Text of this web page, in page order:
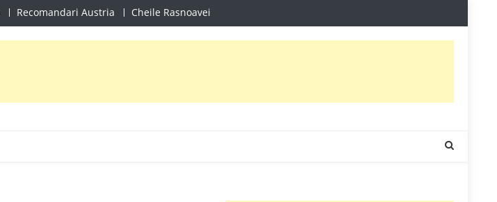
Recomandari Austria Cheile Rasnoavei